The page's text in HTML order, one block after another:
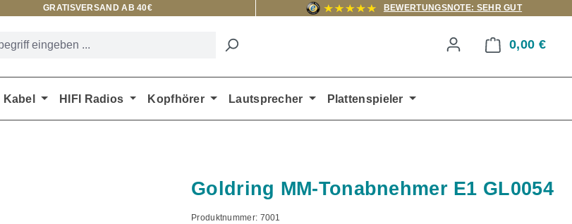
GRATISVERSAND AB 40€ BEWERTUNGSNOTE: SEHR GUT
0,00 €
Kabel HIFI Radios Kopfhörer Lautsprecher Plattenspieler
Goldring MM-Tonabnehmer E1 GL0054
Produktnummer: 7001